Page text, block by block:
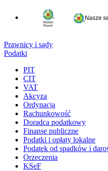
Nasze
Prawnicy i sądy
Podatki
PIT
CIT
VAT
Akcyza
Ordynacja
Rachunkowość
Doradca podatkowy
Finanse publiczne
Podatki i opłaty lokalne
Podatek od spadków i
Orzeczenia
KSeF